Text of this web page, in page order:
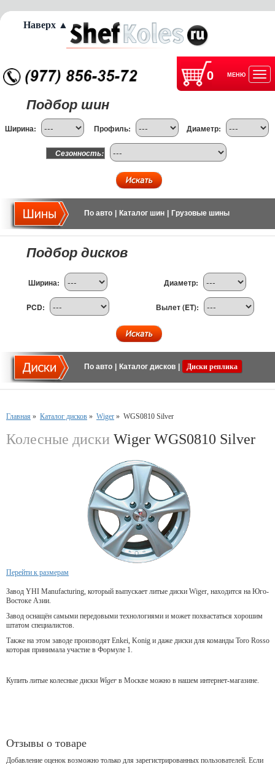
0 МЕНЮ
Подбор шин
Ширина: Профиль: Диаметр:
Сезонность:
По авто Каталог шин Грузовые шины
Подбор дисков
Ширина: Диаметр:
PCD: Вылет (ET):
По авто Каталог дисков Диски реплика
Главная » Каталог дисков » Wiger » WGS0810 Silver
Колесные диски Wiger WGS0810 Silver
Перейти к размерам
Завод YHI Manufacturing, который выпускает литые диски Wiger, находится на Юго-
Востоке Азии.
Завод оснащён самыми передовыми технологиями и может похвастаться хорошим
штатом специалистов.
Также на этом заводе производят Enkei, Konig и даже диски для команды Toro Rosso
которая принимала участие в Формуле 1.
Купить литые колесные диски Wiger в Москве можно в нашем интернет-магазине.
Отзывы о товаре
Добавление оценок возможно только для зарегистрированных пользователей. Если
Наверх ▲